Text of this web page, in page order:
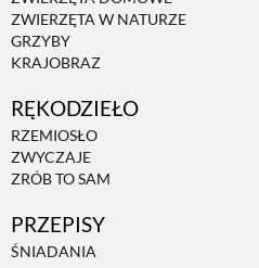
ZWIERZĘTA W NATURZE
GRZYBY
KRAJOBRAZ
RĘKODZIEŁO
RZEMIOSŁO
ZWYCZAJE
ZRÓB TO SAM
PRZEPISY
ŚNIADANIA